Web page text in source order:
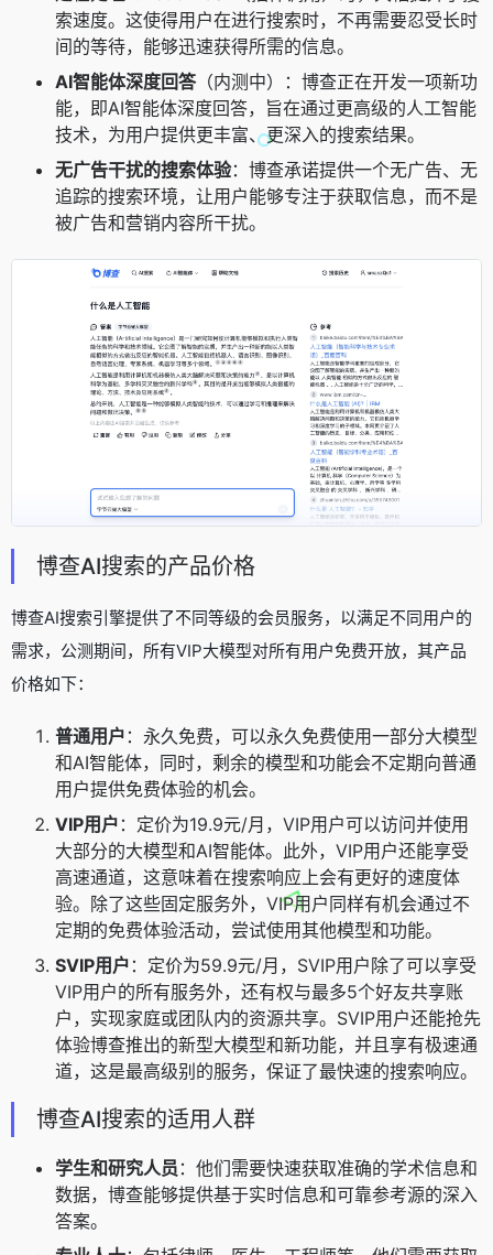
索速度。这使得用户在进行搜索时，不再需要忍受长时
间的等待，能够迅速获得所需的信息。
AI智能体深度回答（内测中）：博查正在开发一项新功
能，即AI智能体深度回答，旨在通过更高级的人工智能
技术，为用户提供更丰富、更深入的搜索结果。
无广告干扰的搜索体验：博查承诺提供一个无广告、无
追踪的搜索环境，让用户能够专注于获取信息，而不是
被广告和营销内容所干扰。
博查AI搜索的产品价格
博查AI搜索引擎提供了不同等级的会员服务，以满足不同用户的
需求，公测期间，所有VIP大模型对所有用户免费开放，其产品
价格如下：
普通用户 ：永久免费，可以永久免费使用一部分大模型
和AI智能体，同时，剩余的模型和功能会不定期向普通
用户提供免费体验的机会。
VIP用户 ：定价为19.9元/月，VIP用户可以访问并使用
大部分的大模型和AI智能体。此外，VIP用户还能享受
高速通道，这意味着在搜索响应上会有更好的速度体
验。除了这些固定服务外，VIP用户同样有机会通过不
定期的免费体验活动，尝试使用其他模型和功能。
SVIP用户 ：定价为59.9元/月，SVIP用户除了可以享受
VIP用户的所有服务外，还有权与最多5个好友共享账
户，实现家庭或团队内的资源共享。SVIP用户还能抢先
体验博查推出的新型大模型和新功能，并且享有极速通
道，这是最高级别的服务，保证了最快速的搜索响应。
博查AI搜索的适用人群
学生和研究人员 ：他们需要快速获取准确的学术信息和
数据，博查能够提供基于实时信息和可靠参考源的深入
答案。